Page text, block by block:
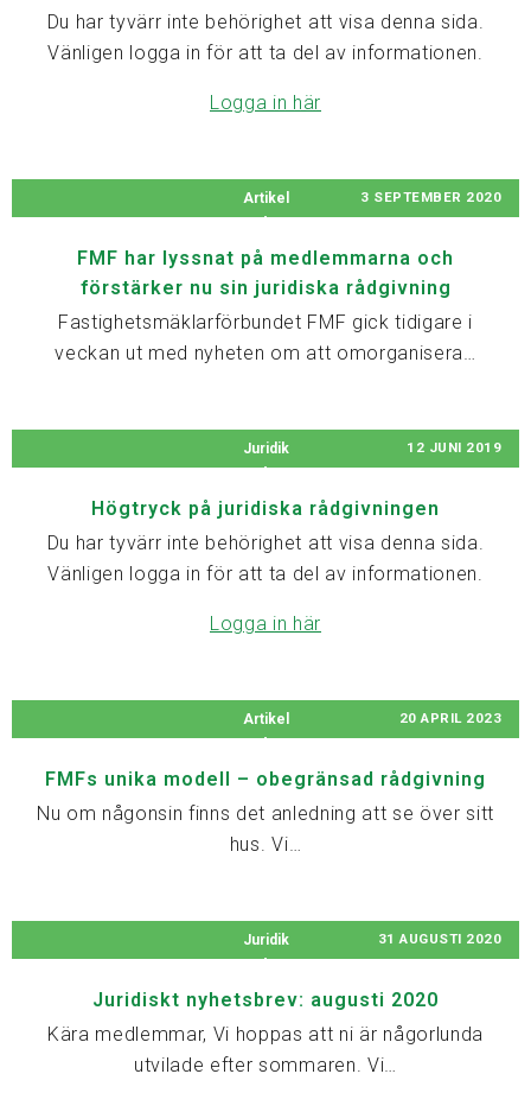
Du har tyvärr inte behörighet att visa denna sida.
Vänligen logga in för att ta del av informationen.
Logga in här
Artikel
FMF har lyssnat på medlemmarna och
förstärker nu sin juridiska rådgivning
3 SEPTEMBER 2020
Fastighetsmäklarförbundet FMF gick tidigare i
veckan ut med nyheten om att omorganisera…
Juridik
Högtryck på juridiska rådgivningen
12 JUNI 2019
Du har tyvärr inte behörighet att visa denna sida.
Vänligen logga in för att ta del av informationen.
Logga in här
Artikel
FMFs unika modell – obegränsad rådgivning
20 APRIL 2023
Nu om någonsin finns det anledning att se över sitt
hus. Vi…
Juridik
Juridiskt nyhetsbrev: augusti 2020
31 AUGUSTI 2020
Kära medlemmar, Vi hoppas att ni är någorlunda
utvilade efter sommaren. Vi…